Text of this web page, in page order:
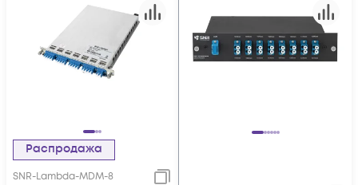
Распродажа
SNR-Lambda-MDM-8